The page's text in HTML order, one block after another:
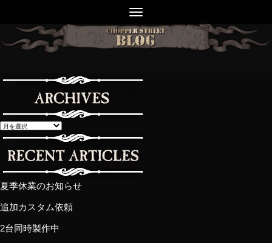
夏季休業のお知らせ
追加カスタム依頼
2台同時製作中